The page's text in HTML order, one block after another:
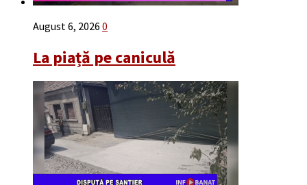
August 6, 2026 0
La piață pe caniculă